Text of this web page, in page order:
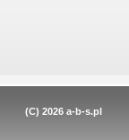
(C) 2026 a-b-s.pl